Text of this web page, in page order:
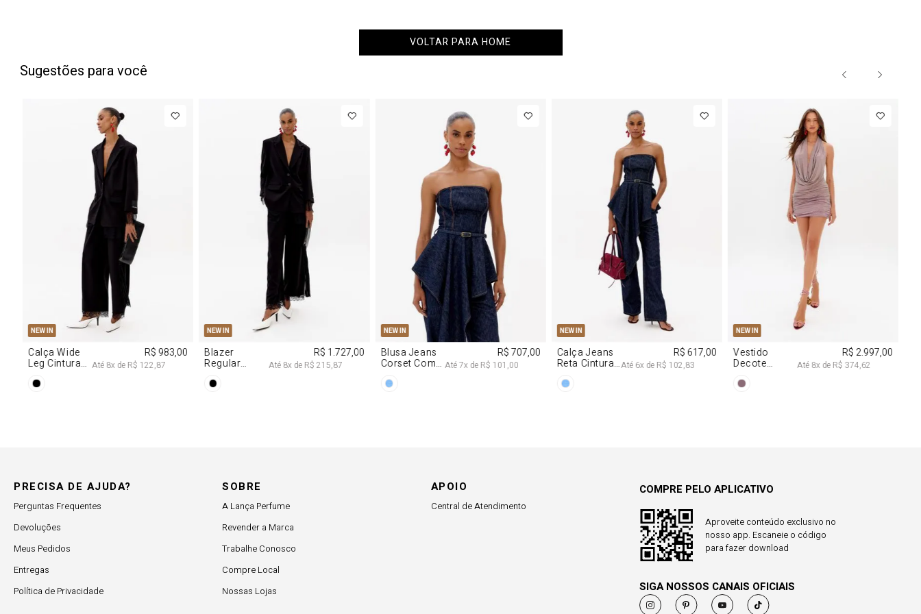
VOLTAR PARA HOME
Sugestões para você
NEW IN
PP P
Calça Wide
Leg Cintura
Renda
R$ 983,00
Até 8x deR$ 122,87
NEW IN
PP
Blazer
Regular
Com Renda
R$ 1.727,00
Até 8x deR$ 215,87
NEW IN
PP G
Blusa Jeans
Corset Com
R$ 707,00
Até7x deR$ 101,00
NEW IN
34 38 40
Calça Jeans
Reta Cintura
R$ 617,00
Até6x deR$ 102,83
NEW IN
PP
Vestido
Decote
Brilhos
R$ 2.997,00
Até 8x deR$ 374,62
PRECISA DE AJUDA?
Perguntas Frequentes
Devoluções
Meus Pedidos
Entregas
Política de Privacidade
SOBRE
A Lança Perfume
Revender a Marca
Trabalhe Conosco
Compre Local
Nossas Lojas
APOIO
Central de Atendimento
COMPRE PELO APLICATIVO
Aproveite conteúdo exclusivo no
nosso app. Escaneie o código
para fazer download
SIGA NOSSOS CANAIS OFICIAIS